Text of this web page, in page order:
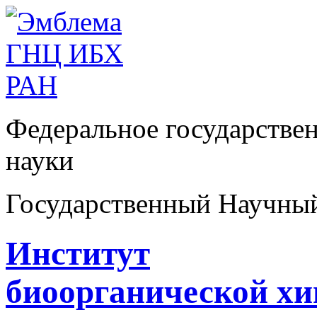
Федеральное
науки
Государственный
Институт
биоорганической